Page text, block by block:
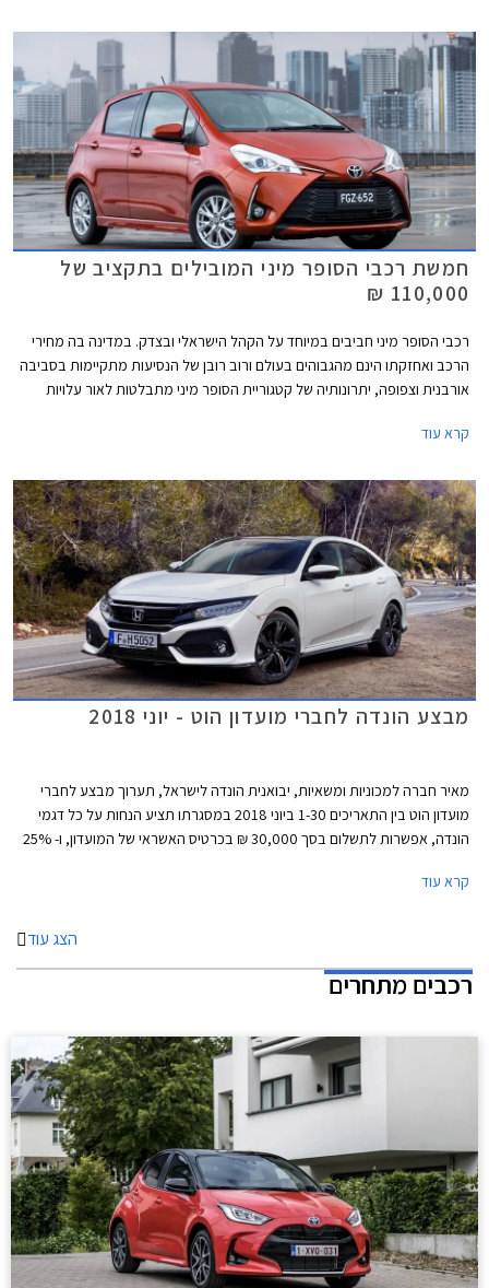
חמשת רכבי הסופר מיני המובילים בתקציב של
110,000 ₪
רכבי הסופר מיני חביבים במיוחד על הקהל הישראלי ובצדק. במדינה בה מחירי
הרכב ואחזקתו הינם מהגבוהים בעולם ורוב רובן של הנסיעות מתקיימות בסביבה
אורבנית וצפופה, יתרונותיה של קטגוריית הסופר מיני מתבלטות לאור עלויות
האחרונות עברה הקטגוריה מהפכה של ממש. המידות שתפחו, הביאו עימן שיפור
מרחב ונפח הטענה כשל משפחתית מהעשור הקודם. גם מערכות הבטיחות
ואבזור נוחות שהיו עד לא מזמן נחלתם הבלעדית של מכוניות יקרות יותר, זלגו
אל רכבי הסופר מיני, ובחלקן אף לגרסאות הביניים. לאור הביקוש והעניין הער,
רכזנו עבורכם את חמשת רכבי הסופר מיני המובילים בתקציב של עד 110,000
₪.
קרא עוד
מבצע הונדה לחברי מועדון הוט - יוני 2018
מאיר חברה למכוניות ומשאיות, יבואנית הונדה לישראל, תערוך מבצע לחברי
מועדון הוט בין התאריכים 1-30 ביוני 2018 במסגרתו תציע הנחות על כל דגמי
הונדה, אפשרות לתשלום בסך 30,000 ₪ בכרטיס האשראי של המועדון, ו- 25%
התצוגה של הונדה הפרוסים ברחבי הארץ.
קרא עוד
הצג עוד
רכבים מתחרים